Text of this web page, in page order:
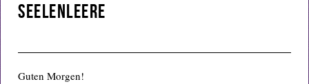
Seelenleere
Guten Morgen!